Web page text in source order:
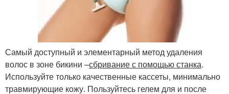
Самый доступный и элементарный метод удаления
волос в зоне бикини –сбривание с помощью станка.
Используйте только качественные кассеты, минимально
травмирующие кожу. Пользуйтесь гелем для и после